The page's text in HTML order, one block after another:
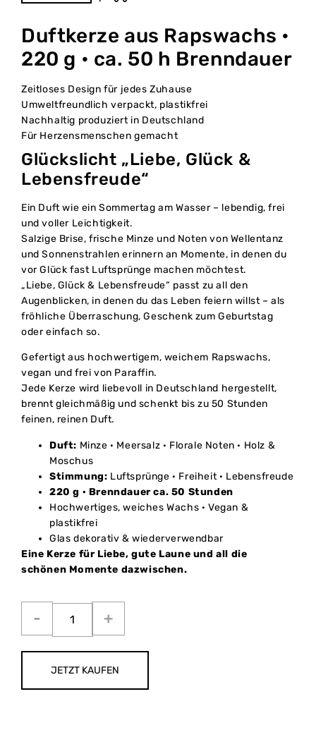
Duftkerze aus Rapswachs •
220 g • ca. 50 h Brenndauer
Zeitloses Design für jedes Zuhause
Umweltfreundlich verpackt, plastikfrei
Nachhaltig produziert in Deutschland
Für Herzensmenschen gemacht
Glückslicht „Liebe, Glück &
Lebensfreude“
Ein Duft wie ein Sommertag am Wasser – lebendig, frei
und voller Leichtigkeit.
Salzige Brise, frische Minze und Noten von Wellentanz
und Sonnenstrahlen erinnern an Momente, in denen du
vor Glück fast Luftsprünge machen möchtest.
„Liebe, Glück & Lebensfreude“ passt zu all den
Augenblicken, in denen du das Leben feiern willst – als
fröhliche Überraschung, Geschenk zum Geburtstag
oder einfach so.
Gefertigt aus hochwertigem, weichem Rapswachs,
vegan und frei von Paraffin.
Jede Kerze wird liebevoll in Deutschland hergestellt,
brennt gleichmäßig und schenkt bis zu 50 Stunden
feinen, reinen Duft.
Duft: Minze · Meersalz · Florale Noten · Holz &
Moschus
Stimmung: Luftsprünge · Freiheit · Lebensfreude
220 g · Brenndauer ca. 50 Stunden
Hochwertiges, weiches Wachs · Vegan &
plastikfrei
Glas dekorativ & wiederverwendbar
Eine Kerze für Liebe, gute Laune und all die
schönen Momente dazwischen.
JETZT KAUFEN